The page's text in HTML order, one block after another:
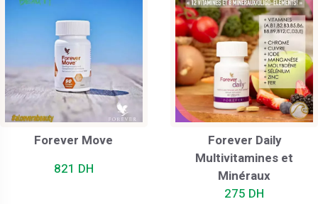
Forever Move
821 DH
Forever Daily
Multivitamines et
Minéraux
275 DH